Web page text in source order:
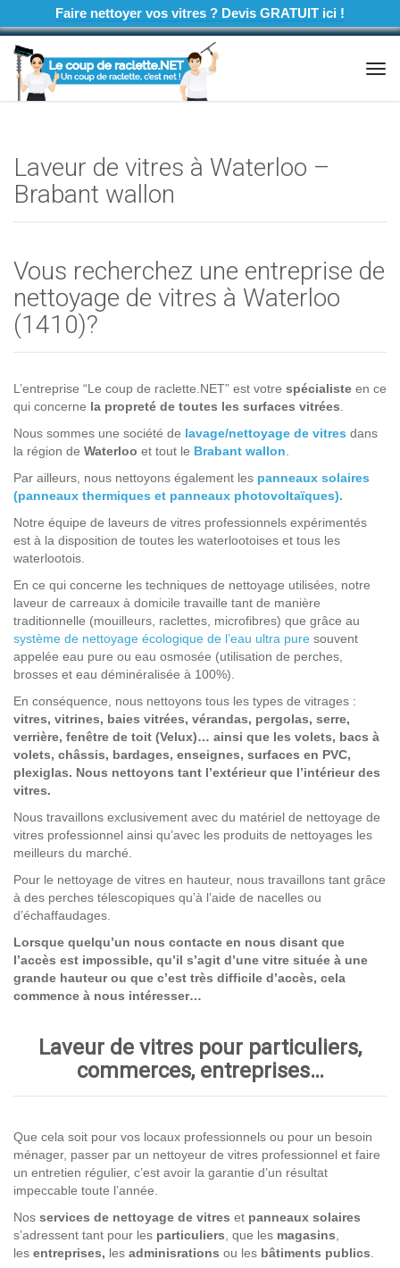
Faire nettoyer vos vitres ? Devis GRATUIT ici !
Laveur de vitres à Waterloo –
Brabant wallon
Vous recherchez une entreprise de
nettoyage de vitres à Waterloo
(1410)?
L’entreprise “Le coup de raclette.NET” est votre spécialiste en ce
qui concerne la propreté de toutes les surfaces vitrées
Nous sommes une société de lavage/nettoyage de vitres dans
la région de Waterloo et tout le Brabant wallon
Par ailleurs, nous nettoyons également les panneaux solaires
(panneaux thermiques et panneaux photovoltaïques).
Notre équipe de laveurs de vitres professionnels expérimentés
est à la disposition de toutes les waterlootoises et tous les
waterlootois.
En ce qui concerne les techniques de nettoyage utilisées, notre
laveur de carreaux à domicile travaille tant de manière
traditionnelle (mouilleurs, raclettes, microfibres) que grâce au
système de nettoyage écologique de l’eau ultra pure souvent
appelée eau pure ou eau osmosée (utilisation de perches,
brosses et eau déminéralisée à 100%).
En conséquence, nous nettoyons tous les types de vitrages :
vitres, vitrines, baies vitrées, vérandas, pergolas, serre,
verrière, fenêtre de toit (Velux)… ainsi que les volets, bacs à
volets, châssis, bardages, enseignes, surfaces en PVC,
plexiglas. Nous nettoyons tant l’extérieur que l’intérieur des
vitres.
Nous travaillons exclusivement avec du matériel de nettoyage de
vitres professionnel ainsi qu’avec les produits de nettoyages les
meilleurs du marché.
Pour le nettoyage de vitres en hauteur, nous travaillons tant grâce
à des perches télescopiques qu’à l’aide de nacelles ou
d’échaffaudages.
Lorsque quelqu’un nous contacte en nous disant que
l’accès est impossible, qu’il s’agit d’une vitre située à une
grande hauteur ou que c’est très difficile d’accès, cela
commence à nous intéresser…
Laveur de vitres pour particuliers,
commerces, entreprises…
Que cela soit pour vos locaux professionnels ou pour un besoin
ménager, passer par un nettoyeur de vitres professionnel et faire
un entretien régulier, c’est avoir la garantie d’un résultat
impeccable toute l’année.
Nos services de nettoyage de vitres et panneaux solaires
s’adressent tant pour les particuliers , que les magasins
les entreprises, les adminisrations ou les bâtiments publics